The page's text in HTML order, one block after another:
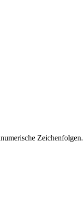
Zeichenfolgen.